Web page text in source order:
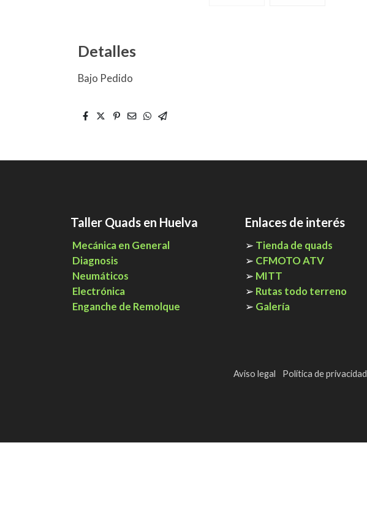
Detalles
Bajo Pedido
Taller Quads en Huelva
Mecánica en General
Diagnosis
Neumáticos
Electrónica
Enganche de Remolque
Enlaces de interés
➢ Tienda de quads
➢ CFMOTO ATV
➢ MITT
➢ Rutas todo terreno
➢ Galería
Aviso legal Política de privacidad